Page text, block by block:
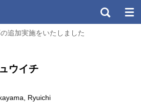
追加実施をいたしました
ウイチ
Ryuichi